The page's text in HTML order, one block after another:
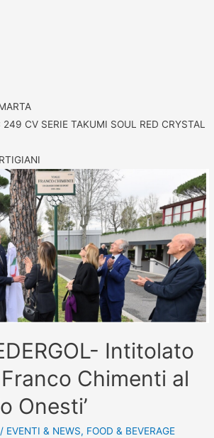
CV SERIE TAKUMI SOUL RED CRYSTAL
Intitolato
Chimenti al
Onesti’
/ EVENTI & NEWS, FOOD & BEVERAGE